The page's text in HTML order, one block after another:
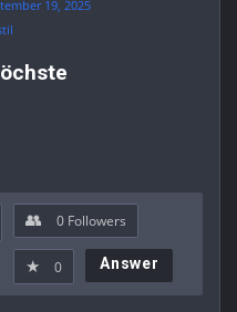
19, 2025
0 Followers
0 Answer